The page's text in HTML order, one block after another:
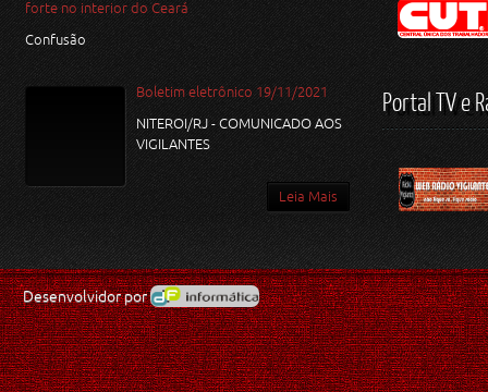
forte no interior do Ceará
Confusão
Boletim eletrônico 19/11/2021
NITEROI/RJ - COMUNICADO AOS
VIGILANTES
Leia Mais
Portal TV e
Desenvolvidor por